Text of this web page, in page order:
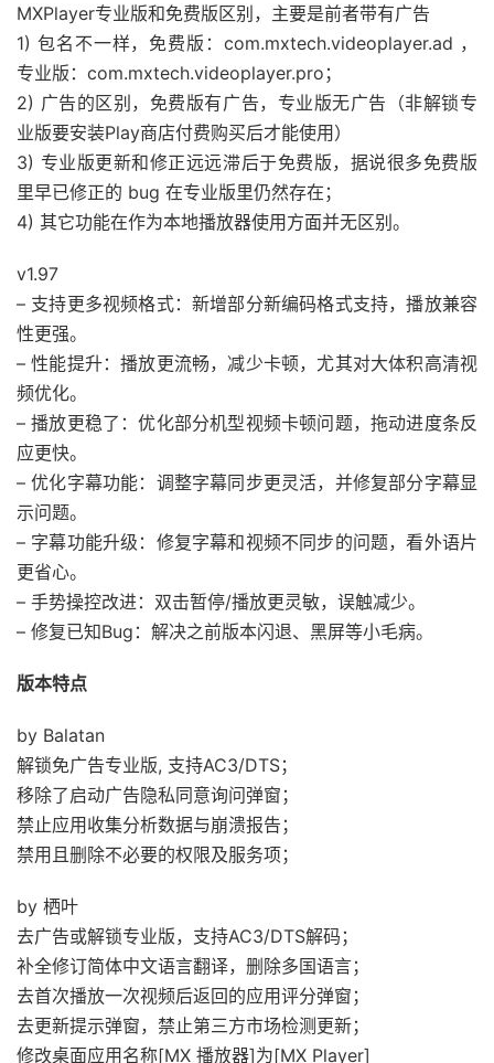
MXPlayer专业版和免费版区别，主要是前者带有广告
1) 包名不一样，免费版：com.mxtech.videoplayer.ad ，
专业版：com.mxtech.videoplayer.pro；
2) 广告的区别，免费版有广告，专业版无广告（非解锁专
业版要安装Play商店付费购买后才能使用）
3) 专业版更新和修正远远滞后于免费版，据说很多免费版
里早已修正的 bug 在专业版里仍然存在；
4) 其它功能在作为本地播放器使用方面并无区别。
v1.97
– 支持更多视频格式：新增部分新编码格式支持，播放兼容
性更强。
– 性能提升：播放更流畅，减少卡顿，尤其对大体积高清视
频优化。
– 播放更稳了：优化部分机型视频卡顿问题，拖动进度条反
应更快。
– 优化字幕功能：调整字幕同步更灵活，并修复部分字幕显
示问题。
– 字幕功能升级：修复字幕和视频不同步的问题，看外语片
更省心。
– 手势操控改进：双击暂停/播放更灵敏，误触减少。
– 修复已知Bug：解决之前版本闪退、黑屏等小毛病。
版本特点
by Balatan
解锁免广告专业版, 支持AC3/DTS；
移除了启动广告隐私同意询问弹窗；
禁止应用收集分析数据与崩溃报告；
禁用且删除不必要的权限及服务项；
by 栖叶
去广告或解锁专业版，支持AC3/DTS解码；
补全修订简体中文语言翻译，删除多国语言；
去首次播放一次视频后返回的应用评分弹窗；
去更新提示弹窗，禁止第三方市场检测更新；
修改桌面应用名称[MX 播放器]为[MX Player]